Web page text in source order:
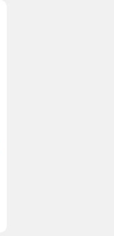
hóa chất, không gây
tâm khi sử dụng
thành máy bắt